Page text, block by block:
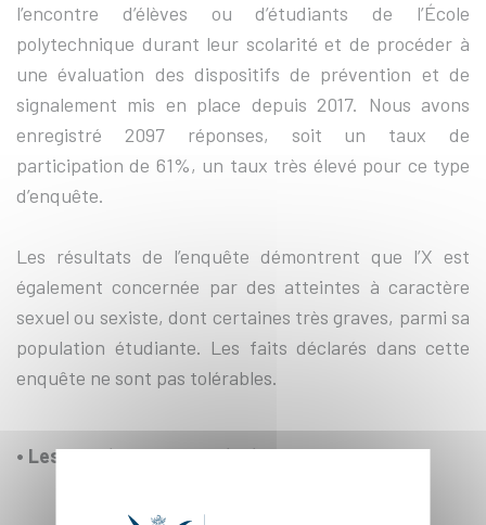
l’encontre d’élèves ou d’étudiants de l’École
polytechnique durant leur scolarité et de procéder à
une évaluation des dispositifs de prévention et de
signalement mis en place depuis 2017. Nous avons
enregistré 2097 réponses, soit un taux de
participation de 61%, un taux très élevé pour ce type
d’enquête.
Les résultats de l’enquête démontrent que l’X est
également concernée par des atteintes à caractère
sexuel ou sexiste, dont certaines très graves, parmi sa
population étudiante. Les faits déclarés dans cette
enquête ne sont pas tolérables.
• Les enseignements principaux de l’enquête